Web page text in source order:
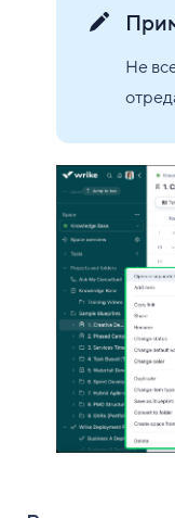
Не